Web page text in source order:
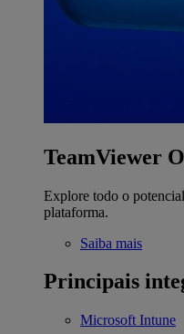
TeamViewer
Explore todo o
plataforma.
Saiba mais
Principais
Microsoft Intune